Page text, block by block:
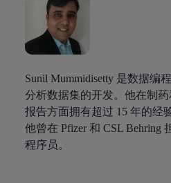
Sunil Mummidisetty 是数据编
分析数据集的开发。他在制
报告方面拥有超过 15 年的经
他曾在 Pfizer 和 CSL Behring
程序员。